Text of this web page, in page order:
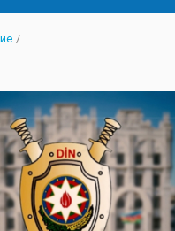
Внутренняя
/